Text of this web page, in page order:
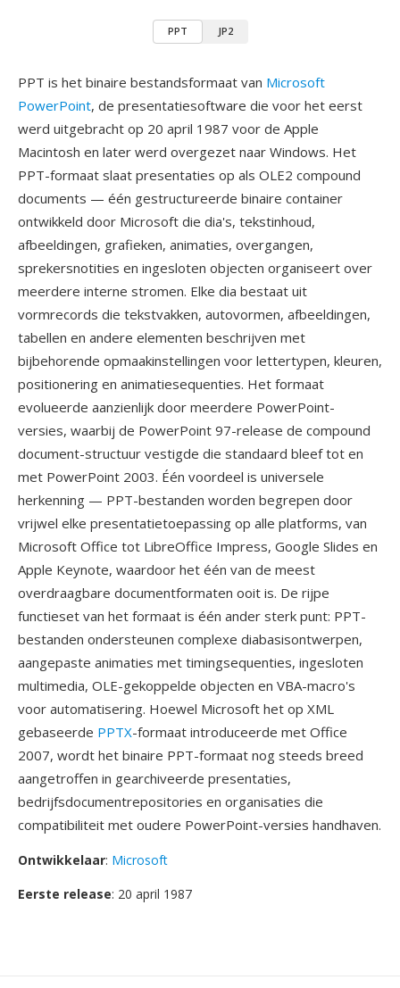
PPT JP2
PPT is het binaire bestandsformaat van Microsoft
PowerPoint, de presentatiesoftware die voor het eerst
werd uitgebracht op 20 april 1987 voor de Apple
Macintosh en later werd overgezet naar Windows. Het
PPT-formaat slaat presentaties op als OLE2 compound
documents — één gestructureerde binaire container
ontwikkeld door Microsoft die dia's, tekstinhoud,
afbeeldingen, grafieken, animaties, overgangen,
sprekersnotities en ingesloten objecten organiseert over
meerdere interne stromen. Elke dia bestaat uit
vormrecords die tekstvakken, autovormen, afbeeldingen,
tabellen en andere elementen beschrijven met
bijbehorende opmaakinstellingen voor lettertypen, kleuren,
positionering en animatiesequenties. Het formaat
evolueerde aanzienlijk door meerdere PowerPoint-
versies, waarbij de PowerPoint 97-release de compound
document-structuur vestigde die standaard bleef tot en
met PowerPoint 2003. Één voordeel is universele
herkenning — PPT-bestanden worden begrepen door
vrijwel elke presentatietoepassing op alle platforms, van
Microsoft Office tot LibreOffice Impress, Google Slides en
Apple Keynote, waardoor het één van de meest
overdraagbare documentformaten ooit is. De rijpe
functieset van het formaat is één ander sterk punt: PPT-
bestanden ondersteunen complexe diabasisontwerpen,
aangepaste animaties met timingsequenties, ingesloten
multimedia, OLE-gekoppelde objecten en VBA-macro's
voor automatisering. Hoewel Microsoft het op XML
gebaseerde PPTX-formaat introduceerde met Office
2007, wordt het binaire PPT-formaat nog steeds breed
aangetroffen in gearchiveerde presentaties,
bedrijfsdocumentrepositories en organisaties die
compatibiliteit met oudere PowerPoint-versies handhaven.
Ontwikkelaar: Microsoft
Eerste release: 20 april 1987